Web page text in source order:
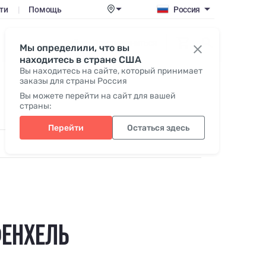
Мы определили, что вы
находитесь в стране США
Вы находитесь на сайте, который принимает
заказы для страны Россия
Вы можете перейти на сайт для вашей
страны:
Перейти Остаться здесь
| Помощь Россия